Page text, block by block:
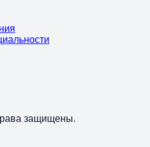
защищены.